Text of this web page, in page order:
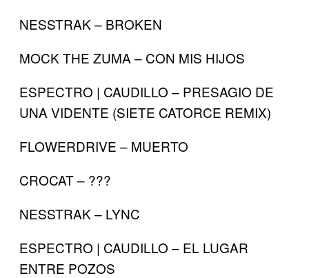
NESSTRAK – BROKEN
MOCK THE ZUMA – CON MIS HIJOS
ESPECTRO | CAUDILLO – PRESAGIO DE
UNA VIDENTE (SIETE CATORCE REMIX)
FLOWERDRIVE – MUERTO
CROCAT – ???
NESSTRAK – LYNC
ESPECTRO | CAUDILLO – EL LUGAR
ENTRE POZOS